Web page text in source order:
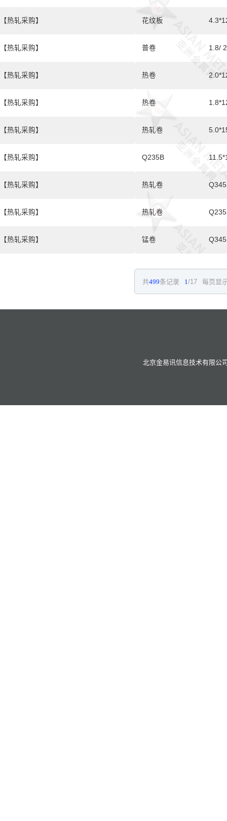
【热轧采购】
【热轧采购】
【热轧采购】
【热轧采购】
【热轧采购】
【热轧采购】
【热轧采购】
【热轧采购】
【热轧采购】
花纹板
普卷 1.8/
热卷
热卷
热轧卷
Q235B
热轧卷
热轧卷
锰卷
共499条记录 1/17 每页显
北京金易讯信息技术有限公